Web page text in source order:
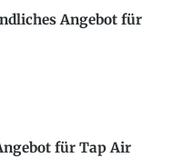
Angebot für
für Tap Air